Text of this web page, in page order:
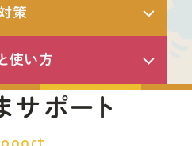
策
使い方
サポート